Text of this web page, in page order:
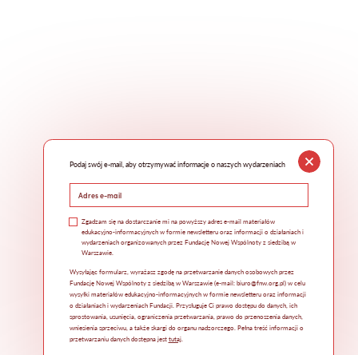
Podaj swój e-mail, aby otrzymywać informacje o naszych wydarzeniach
Zgadzam się na dostarczanie mi na powyższy adres e-mail materiałów
edukacyjno-informacyjnych w formie newsletteru oraz informacji o działaniach i
wydarzeniach organizowanych przez Fundację Nowej Wspólnoty z siedzibą w
Warszawie.
Wysyłając formularz, wyrażasz zgodę na przetwarzanie danych osobowych przez
Fundację Nowej Wspólnoty z siedzibą w Warszawie (e-mail: biuro@fnw.org.pl) w celu
wysyłki materiałów edukacyjno-informacyjnych w formie newsletteru oraz informacji
o działaniach i wydarzeniach Fundacji. Przysługuje Ci prawo dostępu do danych, ich
sprostowania, usunięcia, ograniczenia przetwarzania, prawo do przenoszenia danych,
wniesienia sprzeciwu, a także skargi do organu nadzorczego. Pełna treść informacji o
przetwarzaniu danych dostępna jesttutaj.